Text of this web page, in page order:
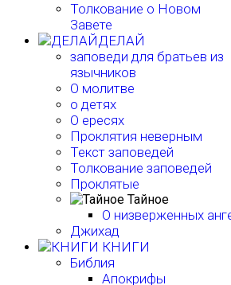
Толкование о Новом
Завете
ДЕЛАЙ
заповеди для братьев из
язычников
О молитве
о детях
О ересях
Проклятия неверным
Текст заповедей
Толкование заповедей
Проклятые
Тайное
О низверженных
Джихад
КНИГИ
Библия
Апокрифы